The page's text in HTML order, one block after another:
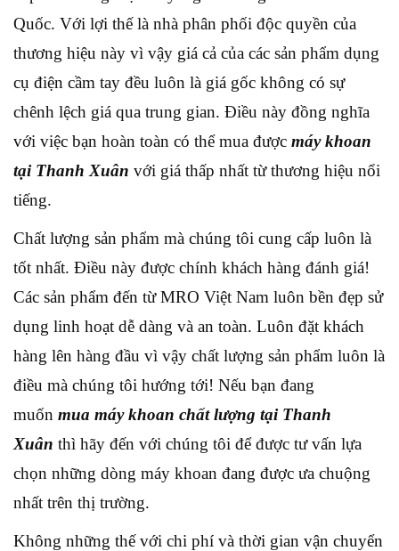
Quốc. Với lợi thế là nhà phân phối độc quyền của
thương hiệu này vì vậy giá cả của các sản phẩm dụng
cụ điện cầm tay đều luôn là giá gốc không có sự
chênh lệch giá qua trung gian. Điều này đồng nghĩa
với việc bạn hoàn toàn có thể mua được máy khoan
tại Thanh Xuân với giá thấp nhất từ thương hiệu nổi
tiếng.
Chất lượng sản phẩm mà chúng tôi cung cấp luôn là
tốt nhất. Điều này được chính khách hàng đánh giá!
Các sản phẩm đến từ MRO Việt Nam luôn bền đẹp sử
dụng linh hoạt dễ dàng và an toàn. Luôn đặt khách
hàng lên hàng đầu vì vậy chất lượng sản phẩm luôn là
điều mà chúng tôi hướng tới! Nếu bạn đang
muốn mua máy khoan chất lượng tại Thanh
Xuân thì hãy đến với chúng tôi để được tư vấn lựa
chọn những dòng máy khoan đang được ưa chuộng
nhất trên thị trường.
Không những thế với chi phí và thời gian vận chuyển